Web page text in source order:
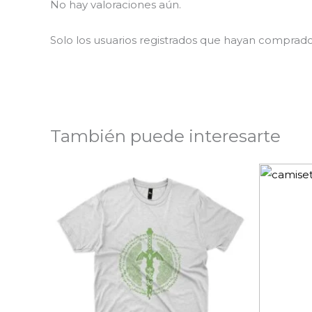
No hay valoraciones aún.
Solo los usuarios registrados que hayan
También puede interesarte